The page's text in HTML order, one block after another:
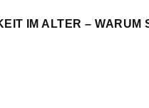
IM ALTER – WARUM